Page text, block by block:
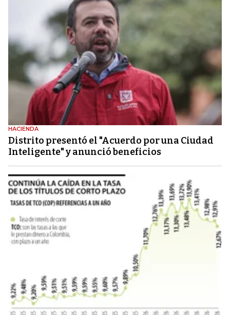
HACIENDA
Distrito presentó el "Acuerdo por una Ciudad
Inteligente" y anunció beneficios